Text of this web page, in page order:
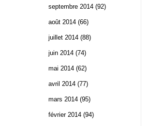
septembre 2014 (92)
août 2014 (66)
juillet 2014 (88)
juin 2014 (74)
mai 2014 (62)
avril 2014 (77)
mars 2014 (95)
février 2014 (94)